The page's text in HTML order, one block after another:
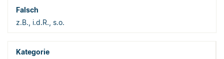
z.B., i.d.R., s.o.